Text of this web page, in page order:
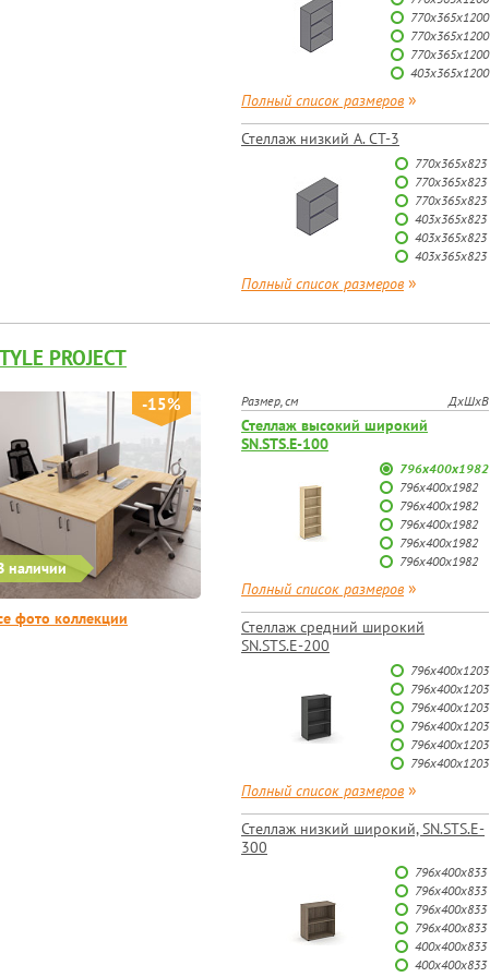
770х365х1200
770х365х1200
770х365х1200
403х365х1200
Полный список размеров »
Стеллаж низкий А. СТ-3
770х365х823
770х365х823
770х365х823
403х365х823
403х365х823
403х365х823
Полный список размеров »
PROJECT
наличии
-15%
фото коллекции
Размер, см ДхШхВ
Стеллаж высокий широкий
SN.STS.E-100
796х400х1982
796х400х1982
796х400х1982
796х400х1982
796х400х1982
796х400х1982
Полный список размеров »
Стеллаж средний широкий
SN.STS.E-200
796х400х1203
796х400х1203
796х400х1203
796х400х1203
796х400х1203
796х400х1203
Полный список размеров »
Стеллаж низкий широкий, SN.STS.E-
300
796х400х833
796х400х833
796х400х833
796х400х833
400х400х833
400х400х833